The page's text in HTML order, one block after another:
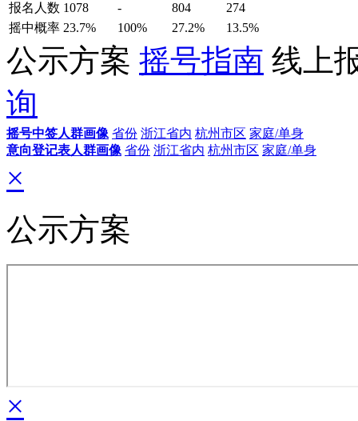
报名 人数 1078 - 804
274
摇中概率 23.7% 100% 27.2% 13.5%
公示方案 摇号指南 线上
询
摇号中签人群画像 省份 浙江省内 杭州市区 家庭/单身
意向登记表人群画像 省份 浙江省内 杭州市区 家庭/单身
×
公示方案
×